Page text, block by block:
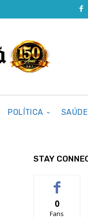
POLÍTICA SAÚDE
STAY
0
Fans